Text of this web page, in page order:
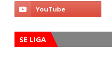
SE LIGA